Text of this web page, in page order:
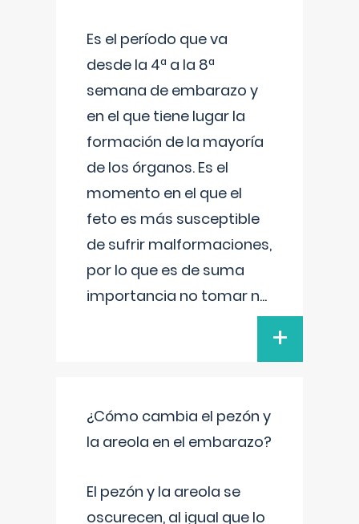
Es el período que va
desde la 4ª a la 8ª
semana de embarazo y
en el que tiene lugar la
formación de la mayoría
de los órganos. Es el
momento en el que el
feto es más susceptible
de sufrir malformaciones,
por lo que es de suma
importancia no tomar n...
+
¿Cómo cambia el pezón y
la areola en el embarazo?
El pezón y la areola se
oscurecen, al igual que lo